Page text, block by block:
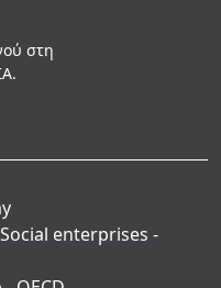
στη
enterprises -